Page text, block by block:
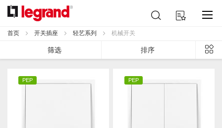
跳
到
容
我的购物车
索
首页 开关插座 轻艺系列 机械开关
筛选 排序
PEP PEP